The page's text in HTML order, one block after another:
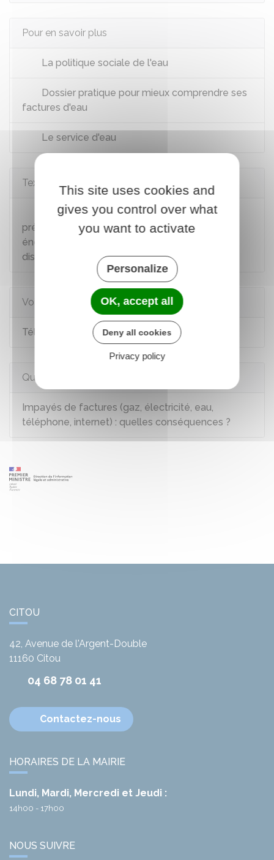
Pour en savoir plus
La politique sociale de l'eau
Dossier pratique pour mieux comprendre ses
factures d'eau
Le service d'eau
Textes de référence
Loi n°2013-312 du 15 avril 2013 visant à
préparer la transition vers un système
énergétique sobre et portant diverses
dispositions sur la tarification de l'eau : article 28
Voir aussi
Téléphone fixe : réduction sociale téléphonique
Questions ? Réponses !
Impayés de factures (gaz, électricité, eau,
téléphone, internet) : quelles conséquences ?
CITOU
42, Avenue de l'Argent-Double
11160 Citou
04 68 78 01 41
Contactez-nous
HORAIRES DE LA MAIRIE
Lundi, Mardi, Mercredi et Jeudi :
14h00 - 17h00
NOUS SUIVRE
This site uses cookies and
gives you control over what
you want to activate
Personalize
OK, accept all
Deny all cookies
Privacy policy